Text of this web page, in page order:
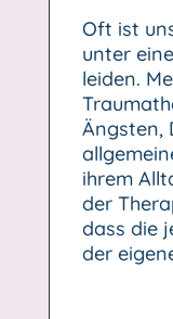
Oft ist
unter
leiden.
Ängsten,
ihrem
der
dass die
der